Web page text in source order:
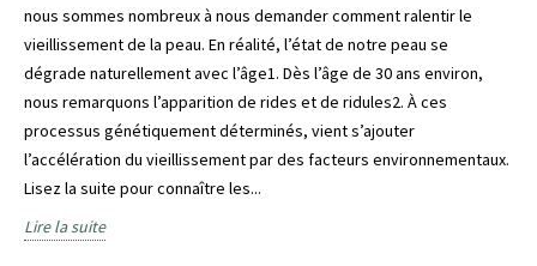
nous sommes nombreux à nous demander comment ralentir le
vieillissement de la peau. En réalité, l’état de notre peau se
dégrade naturellement avec l’âge1. Dès l’âge de 30 ans environ,
nous remarquons l’apparition de rides et de ridules2. À ces
processus génétiquement déterminés, vient s’ajouter
l’accélération du vieillissement par des facteurs environnementaux.
Lisez la suite pour connaître les...
Lire la suite